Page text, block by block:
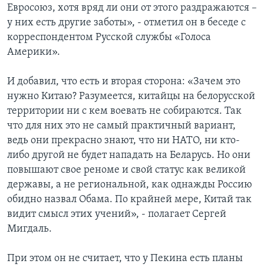
Евросоюз, хотя вряд ли они от этого раздражаются –
у них есть другие заботы», - отметил он в беседе с
корреспондентом Русской службы «Голоса
Америки».
И добавил, что есть и вторая сторона: «Зачем это
нужно Китаю? Разумеется, китайцы на белорусской
территории ни с кем воевать не собираются. Так
что для них это не самый практичный вариант,
ведь они прекрасно знают, что ни НАТО, ни кто-
либо другой не будет нападать на Беларусь. Но они
повышают свое реноме и свой статус как великой
державы, а не региональной, как однажды Россию
обидно назвал Обама. По крайней мере, Китай так
видит смысл этих учений», - полагает Сергей
Мигдаль.
При этом он не считает, что у Пекина есть планы